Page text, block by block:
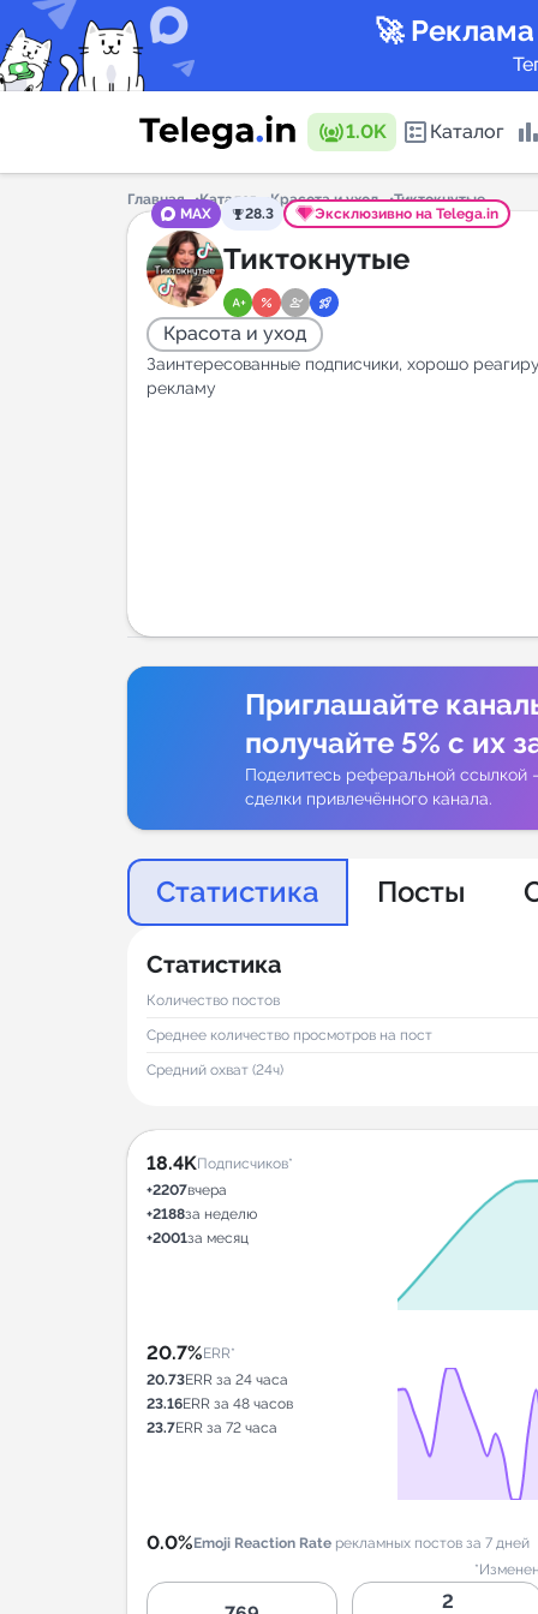
🚀
1.0K Каталог
Каталог
Главная Каталог Красота и уход
Тиктокнутые
MAX
28.3 Эксклюзивно на Telega.in
Тиктокнутые
Красота и уход
Заинтересованные подписчики, хорошо
рекламу
Приглашайте
получайте 5% с их
Поделитесь реферальной ссылкой
сделки привлечённого канала.
Статистика Посты
Статистика
Количество постов
Среднее количество просмотров на пост
Средний охват (24ч)
18.4KПодписчиков*
+2207вчера
+2188за неделю
+2001за месяц
20.7%ERR*
20.73ERR за 24 часа
23.16ERR за 48 часов
23.7ERR за 72 часа
0.0%Emoji Reaction Rate рекламных постов за 7 дней
2